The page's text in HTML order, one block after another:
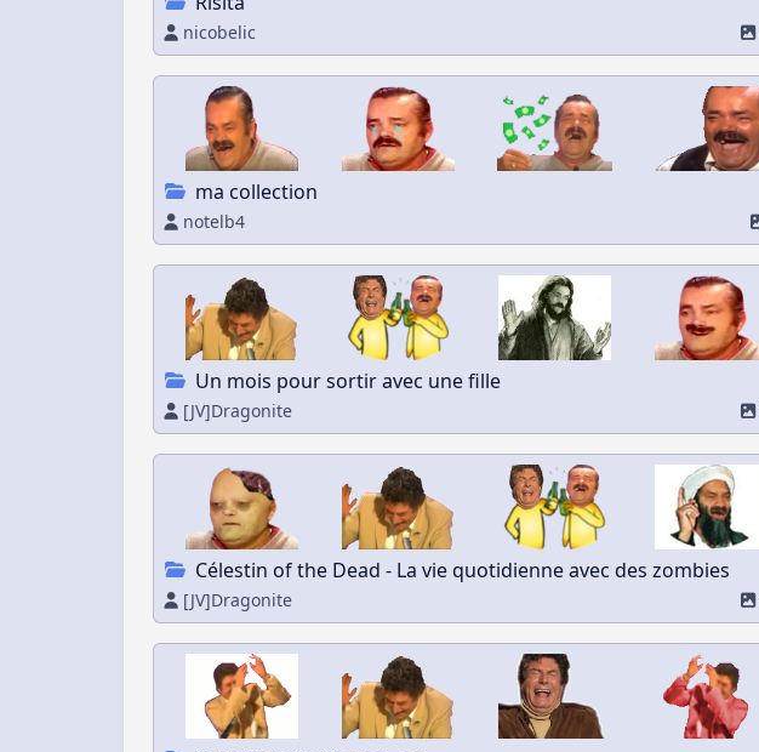
nicobelic
ma collection
notelb4
Un mois pour sortir avec une fille
[JV]Dragonite
Célestin of the Dead - La vie quotidienne avec des zombies
[JV]Dragonite